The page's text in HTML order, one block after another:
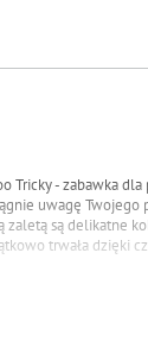
Tricky - zabawka
uwagę Twojego
zaletą są delikatne
trwała dzięki